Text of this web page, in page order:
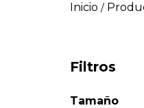
Inicio /
Filtros
Tamaño